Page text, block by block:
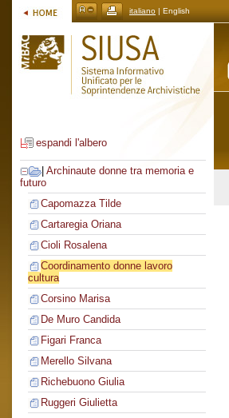
italiano | English
espandi l'albero
Archinaute donne tra memoria e
futuro
Capomazza Tilde
Cartaregia Oriana
Cioli Rosalena
Coordinamento donne lavoro
cultura
Corsino Marisa
De Muro Candida
Figari Franca
Merello Silvana
Richebuono Giulia
Ruggeri Giulietta